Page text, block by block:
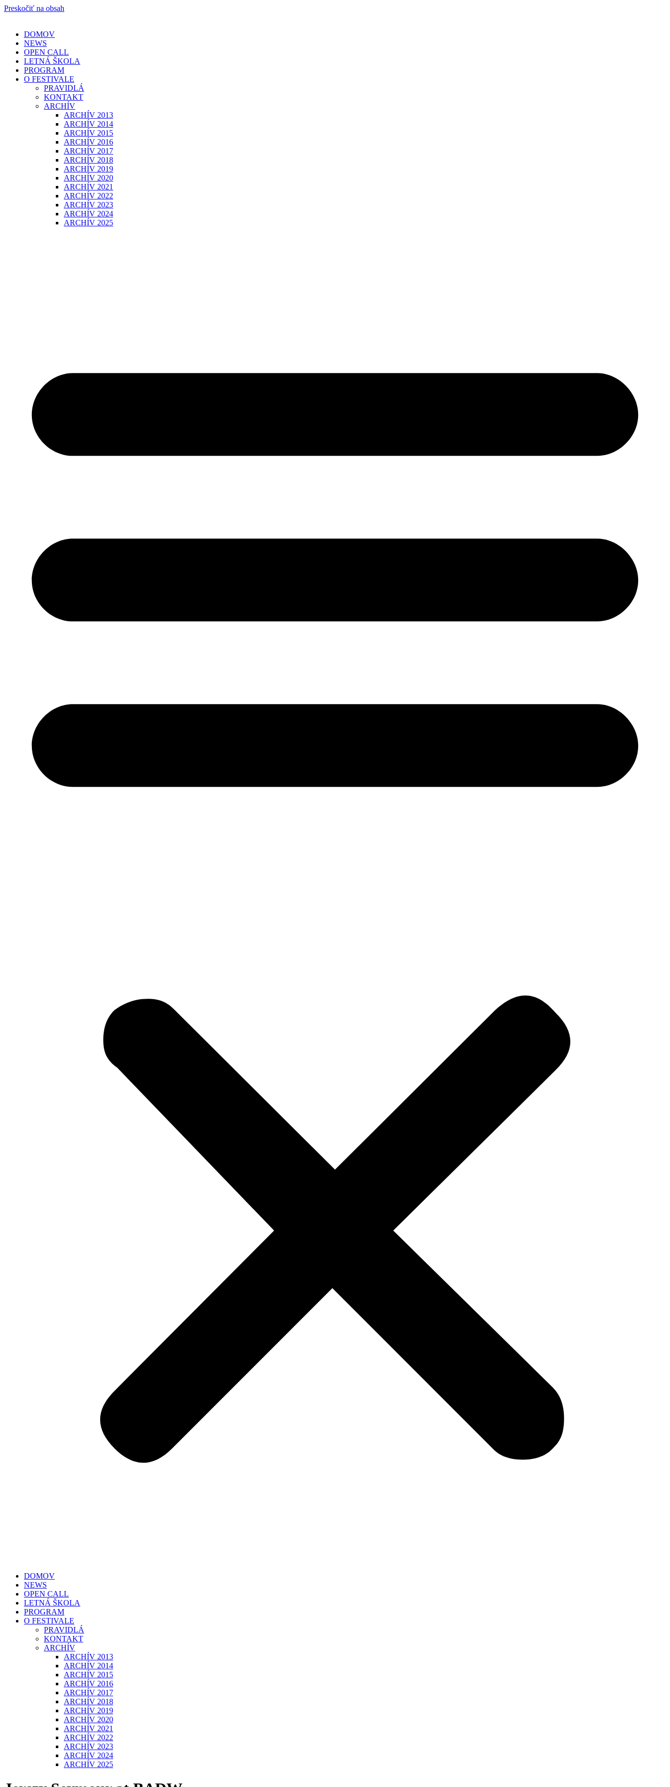
Preskočiť na obsah
DOMOV
NEWS
OPEN CALL
LETNÁ ŠKOLA
PROGRAM
O FESTIVALE
PRAVIDLÁ
KONTAKT
ARCHÍV
ARCHÍV 2013
ARCHÍV 2014
ARCHÍV 2015
ARCHÍV 2016
ARCHÍV 2017
ARCHÍV 2018
ARCHÍV 2019
ARCHÍV 2020
ARCHÍV 2021
ARCHÍV 2022
ARCHÍV 2023
ARCHÍV 2024
ARCHÍV 2025
DOMOV
NEWS
OPEN CALL
LETNÁ ŠKOLA
PROGRAM
O FESTIVALE
PRAVIDLÁ
KONTAKT
ARCHÍV
ARCHÍV 2013
ARCHÍV 2014
ARCHÍV 2015
ARCHÍV 2016
ARCHÍV 2017
ARCHÍV 2018
ARCHÍV 2019
ARCHÍV 2020
ARCHÍV 2021
ARCHÍV 2022
ARCHÍV 2023
ARCHÍV 2024
ARCHÍV 2025